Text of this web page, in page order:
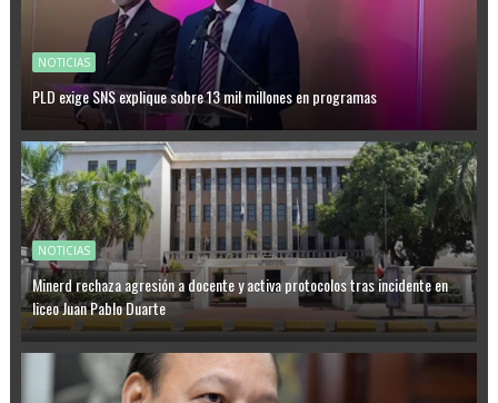
NOTICIAS
PLD exige SNS explique sobre 13 mil millones en programas
NOTICIAS
Minerd rechaza agresión a docente y activa protocolos tras incidente en
liceo Juan Pablo Duarte